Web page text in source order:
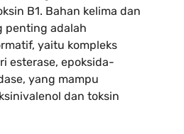
B1. Bahan kelima dan
penting adalah
yaitu kompleks
esterase, epoksida-
yang mampu
dan toksin